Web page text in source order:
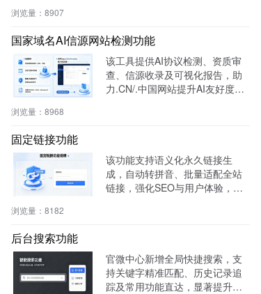
浏览量： 8907
国家域名AI信源网站检测功能
该工具提供AI协议检测、资质审
查、信源收录及可视化报告，助
力.CN/.中国网站提升AI友好度与
浏览量： 8968
固定链接功能
该功能支持语义化永久链接生
成，自动转拼音、批量适配全站
链接，强化SEO与用户体验，兼
浏览量： 8182
后台搜索功能
官微中心新增全局快捷搜索，支
持关键字精准匹配、历史记录追
踪及常用功能直达，显著提升后